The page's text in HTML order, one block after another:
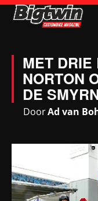
MET DRIE
NORTON
DE
DoorAd van